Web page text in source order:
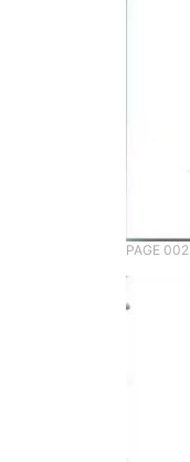
PAGE 002